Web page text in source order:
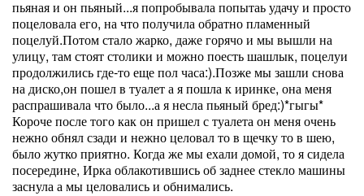
пьяная и он пьяный...я попробывала попытаь удачу и просто
поцеловала его, на что получила обратно пламенный
поцелуй.Потом стало жарко, даже горячо и мы вышли на
улицу, там стоят столики и можно поесть шашлык, поцелуи
продолжились где-то еще пол часа:).Позже мы зашли снова
на диско,он пошел в туалет а я пошла к иринке, она меня
распрашивала что было...а я несла пьяный бред:)*гыгы*
Короче после того как он пришел с туалета он меня очень
нежно обнял сзади и нежно целовал то в щечку то в шею,
было жутко приятно. Когда же мы ехали домой, то я сидела
посередине, Ирка облакотившись об заднее стекло машины
заснула а мы целовались и обнимались.